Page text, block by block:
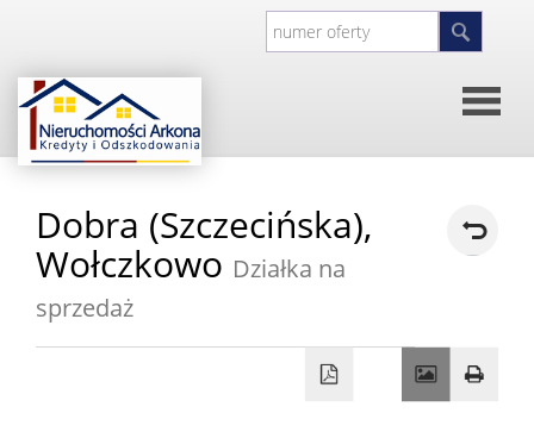
główna
O
Dobra (Szczecińska),
Wołczkowo Działka na
sprzedaż